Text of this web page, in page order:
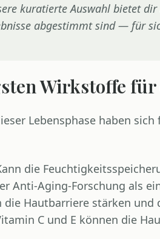
kuratierte Auswahl bietet
abgestimmt sind — für
Wirkstoffe für
Lebensphase haben
die
Anti-Aging-Forschung als
die Hautbarriere stärken und
C und E können die